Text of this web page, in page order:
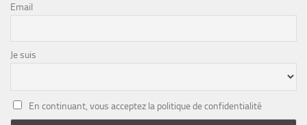
Email
Je suis
En continuant, vous acceptez la politique de confidentialité